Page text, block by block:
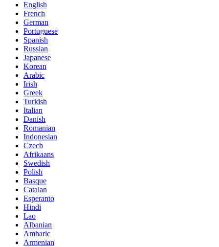
English
French
German
Portuguese
Spanish
Russian
Japanese
Korean
Arabic
Irish
Greek
Turkish
Italian
Danish
Romanian
Indonesian
Czech
Afrikaans
Swedish
Polish
Basque
Catalan
Esperanto
Hindi
Lao
Albanian
Amharic
Armenian